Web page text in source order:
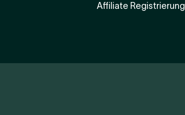
Affiliate Registrierung